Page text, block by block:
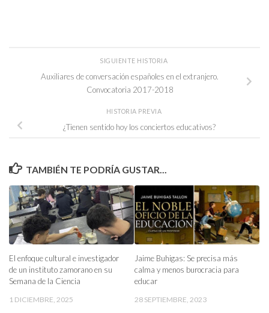
SIGUIENTE HISTORIA
Auxiliares de conversación españoles en el extranjero.
Convocatoria 2017-2018
HISTORIA PREVIA
¿Tienen sentido hoy los conciertos educativos?
TAMBIÉN TE PODRÍA GUSTAR...
El enfoque cultural e investigador
de un instituto zamorano en su
Semana de la Ciencia
1 DICIEMBRE, 2025
Jaime Buhigas: Se precisa más
calma y menos burocracia para
educar
28 SEPTIEMBRE, 2023